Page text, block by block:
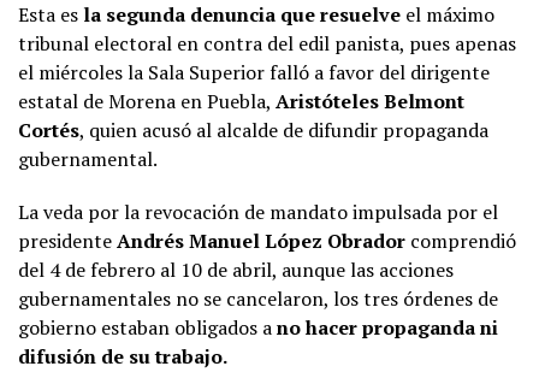
Esta es la segunda denuncia que resuelve el máximo
tribunal electoral en contra del edil panista, pues apenas
el miércoles la Sala Superior falló a favor del dirigente
estatal de Morena en Puebla, Aristóteles Belmont
Cortés, quien acusó al alcalde de difundir propaganda
gubernamental.
La veda por la revocación de mandato impulsada por el
presidenteAndrés Manuel López Obrador comprendió
del 4 de febrero al 10 de abril, aunque las acciones
gubernamentales no se cancelaron, los tres órdenes de
gobierno estaban obligados ano hacer propaganda ni
difusión de su trabajo.